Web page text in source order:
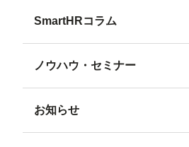
SmartHRコラム
ノウハウ・セミナー
お知らせ